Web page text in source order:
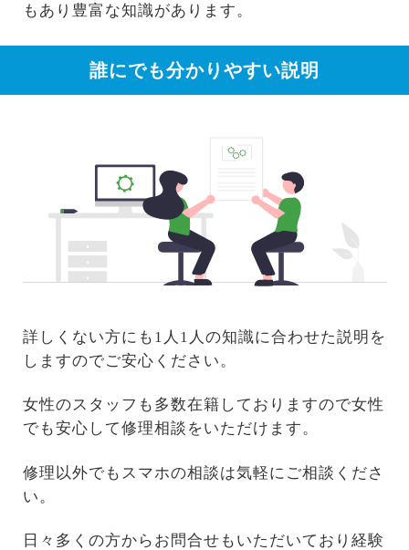
もあり豊富な知識があります。
誰にでも分かりやすい説明
詳しくない方にも1人1人の知識に合わせた説明を
しますのでご安心ください。
女性のスタッフも多数在籍しておりますので女性
でも安心して修理相談をいただけます。
修理以外でもスマホの相談は気軽にご相談くださ
い。
日々多くの方からお問合せもいただいており経験